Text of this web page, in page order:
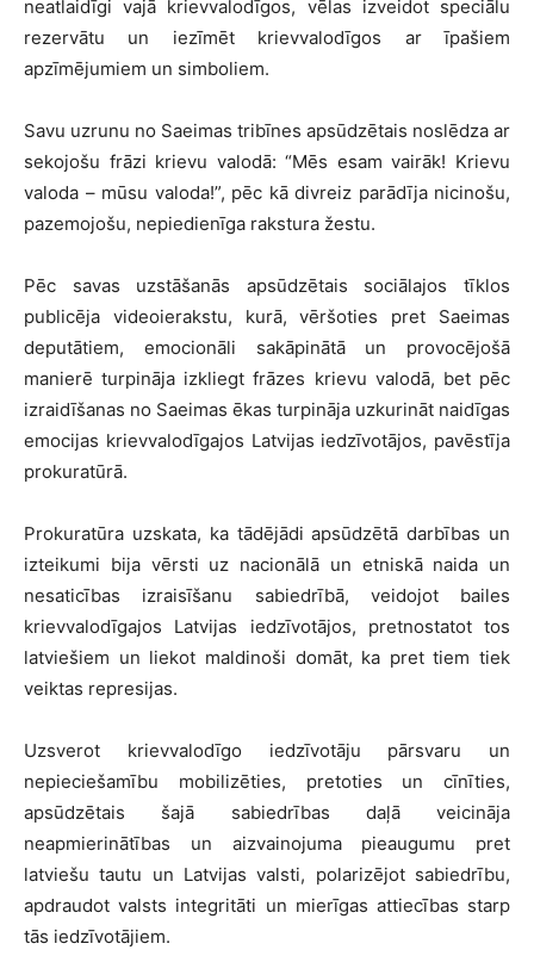
neatlaidīgi vajā krievvalodīgos, vēlas izveidot speciālu
rezervātu un iezīmēt krievvalodīgos ar īpašiem
apzīmējumiem un simboliem.
Savu uzrunu no Saeimas tribīnes apsūdzētais noslēdza ar
sekojošu frāzi krievu valodā: “Mēs esam vairāk! Krievu
valoda – mūsu valoda!”, pēc kā divreiz parādīja nicinošu,
pazemojošu, nepiedienīga rakstura žestu.
Pēc savas uzstāšanās apsūdzētais sociālajos tīklos
publicēja videoierakstu, kurā, vēršoties pret Saeimas
deputātiem, emocionāli sakāpinātā un provocējošā
manierē turpināja izkliegt frāzes krievu valodā, bet pēc
izraidīšanas no Saeimas ēkas turpināja uzkurināt naidīgas
emocijas krievvalodīgajos Latvijas iedzīvotājos, pavēstīja
prokuratūrā.
Prokuratūra uzskata, ka tādējādi apsūdzētā darbības un
izteikumi bija vērsti uz nacionālā un etniskā naida un
nesaticības izraisīšanu sabiedrībā, veidojot bailes
krievvalodīgajos Latvijas iedzīvotājos, pretnostatot tos
latviešiem un liekot maldinoši domāt, ka pret tiem tiek
veiktas represijas.
Uzsverot krievvalodīgo iedzīvotāju pārsvaru un
nepieciešamību mobilizēties, pretoties un cīnīties,
apsūdzētais šajā sabiedrības daļā veicināja
neapmierinātības un aizvainojuma pieaugumu pret
latviešu tautu un Latvijas valsti, polarizējot sabiedrību,
apdraudot valsts integritāti un mierīgas attiecības starp
tās iedzīvotājiem.